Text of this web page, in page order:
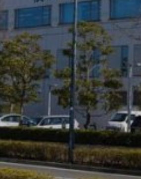
横浜駅東口地区
主要用途・設備から検索
公園・プロムナード
パブリックアート
橋梁
モビリティ
その他
建設中・計画中